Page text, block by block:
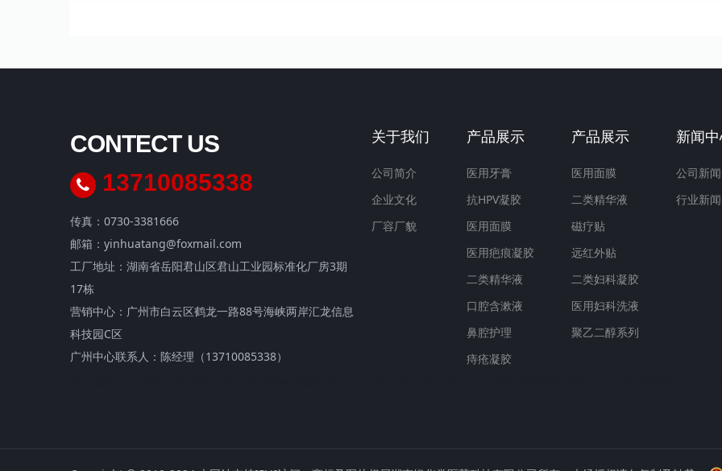
CONTECT US
13710085338
传真：0730-3381666
邮箱：yinhuatang@foxmail.com
工厂地址：湖南省岳阳君山区君山工业园标准化厂房3期
17栋
营销中心：广州市白云区鹤龙一路88号海峡两岸汇龙信息
科技园C区
广州中心联系人：陈经理（13710085338）
关于我们
公司简介
企业文化
厂容厂貌
产品展示
医用牙膏
抗HPV凝胶
医用面膜
医用疤痕凝胶
二类精华液
口腔含漱液
鼻腔护理
痔疮凝胶
产品展示
医用面膜
二类精华液
磁疗贴
远红外贴
二类妇科凝胶
医用妇科洗液
聚乙二醇系列
新闻
公司新闻
行业新闻